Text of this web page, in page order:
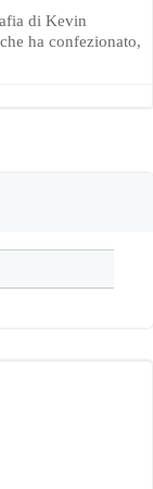
di Kevin
ha confezionato,